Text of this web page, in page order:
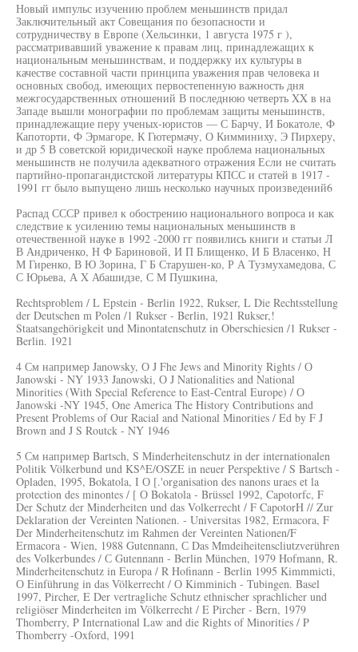
Новый импульс изучению проблем меньшинств придал
Заключительный акт Совещания по безопасности и
сотрудничеству в Европе (Хельсинки, 1 августа 1975 г ),
рассматривавший уважение к правам лиц, принадлежащих к
национальным меньшинствам, и поддержку их культуры в
качестве составной части принципа уважения прав человека и
основных свобод, имеющих первостепенную важность дня
межгосударственных отношений В последнюю четверть XX в на
Западе вышли монографии по проблемам защиты меньшинств,
принадлежащие перу ученых-юристов — С Барчу, И Бокатоле, Ф
Капоторти, Ф Эрмагоре, К Гютермачу, О Кимминиху, Э Пирхеру,
и др 5 В советской юридической науке проблема национальных
меньшинств не получила адекватного отражения Если не считать
партийно-пропагандистской литературы КПСС и статей в 1917 -
1991 гг было выпущено лишь несколько научных произведений6
Распад СССР привел к обострению национального вопроса и как
следствие к усилению темы национальных меньшинств в
отечественной науке в 1992 -2000 гг появились книги и статьи Л
В Андриченко, Н Ф Бариновой, И П Блищенко, И Б Власенко, Н
М Гиренко, В Ю Зорина, Г Б Старушен-ко, Р А Тузмухамедова, С
С Юрьева, А X Абашидзе, С М Пушкина,
Rechtsproblem / L Epstein - Berlin 1922, Rukser, L Die Rechtsstellung
der Deutschen m Polen /1 Rukser - Berlin, 1921 Rukser,!
Staatsangehörigkeit und Minontatenschutz in Oberschiesien /1 Rukser -
Berlin. 1921
4 См например Janowsky, О J Fhe Jews and Minority Rights / О
Janowski - NY 1933 Janowski, О J Nationalities and National
Minorities (With Special Reference to East-Central Europe) / О
Janowski -NY 1945, One America The History Contributions and
Present Problems of Our Racial and National Minorities / Ed by F J
Brown and J S Routck - NY 1946
5 См например Bartsch, S Minderheitenschutz in der internationalen
Politik Völkerbund und KS^E/OSZE in neuer Perspektive / S Bartsch -
Opladen, 1995, Bokatola, I О [.'organisation des nanons uraes et la
protection des minontes / [ О Bokatola - Brüssel 1992, Capotorfc, F
Der Schutz der Minderheiten und das Volkerrecht / F CapotorH // Zur
Deklaration der Vereinten Nationen. - Universitas 1982, Ermacora, F
Der Minderheitenschutz im Rahmen der Vereinten Nationen/F
Ermacora - Wien, 1988 Gutennann, С Das Mmdeiheitenscliutzverühren
des Volkerbundes / С Gutennann - Berlin München, 1979 Hofmann, R.
Minderheitenschutz in Europa / R Hofinann - Berlin 1995 Kimmmicti,
О Einführung in das Völkerrecht / О Kimminich - Tubingen. Basel
1997, Pircher, E Der vertragliche Schutz ethnischer sprachlicher und
religiöser Minderheiten im Völkerrecht / E Pircher - Bern, 1979
Thomberry, P International Law and die Rights of Minorities / P
Thomberry -Oxford, 1991